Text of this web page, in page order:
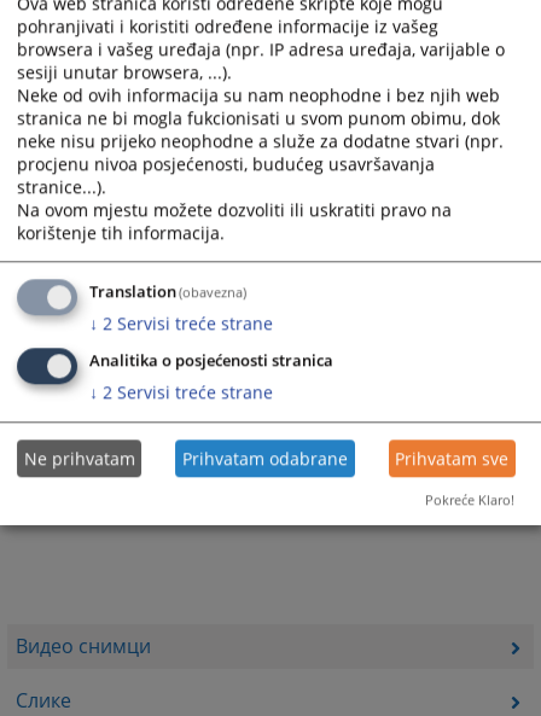
Видео снимци
Слике
calendar
and
select
a
date.
Press
the
question
mark
to
get
keyboard
shortcuts
changing
dates.
calendar
and
select
a
date.
Press
the
question
get
the
keyboard
shortcuts
changing
dates.
Trenutno nema vijesti
pohranjivati i koristiti određene informacije iz vašeg
browsera i vašeg uređaja (npr. IP adresa uređaja, varijable o
sesiji unutar browsera, ...).
Neke od ovih informacija su nam neophodne i bez njih web
stranica ne bi mogla fukcionisati u svom punom obimu, dok
neke nisu prijeko neophodne a služe za dodatne stvari (npr.
procjenu nivoa posjećenosti, budućeg usavršavanja
stranice...).
Na ovom mjestu možete dozvoliti ili uskratiti pravo na
korištenje tih informacija.
Translation(obavezna)
↓ 2 Servisi treće strane
Analitika o posjećenosti stranica
↓ 2 Servisi treće strane
Ne prihvatam Prihvatam odabrane Prihvatam sve
Pokreće Klaro!